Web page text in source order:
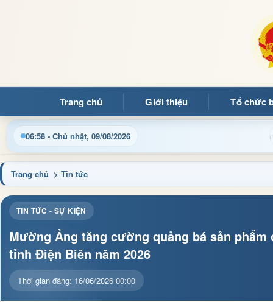
Trang chủ Giới thiệu Tổ chức
06:58 - Chủ nhật, 09/08/2026
tin điều hành, thủ tục hành chính và tin tức địa phương
Trang chủ > Tin tức
TIN TỨC - SỰ KIỆN
Mường Ảng tăng cường quảng bá sản
tỉnh Điện Biên năm 2026
Thời gian đăng: 16/06/2026 00:00